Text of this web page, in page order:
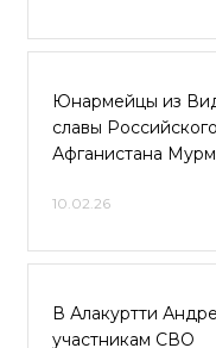
Юнармейцы из
славы
Афганистана
10.02.26
В Алакуртти
участникам СВО